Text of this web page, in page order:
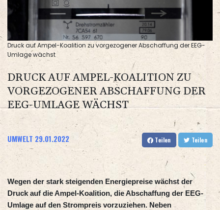
Druck auf Ampel-Koalition zu vorgezogener Abschaffung der EEG-
Umlage wächst
DRUCK AUF AMPEL-KOALITION ZU
VORGEZOGENER ABSCHAFFUNG DER
EEG-UMLAGE WÄCHST
UMWELT 29.01.2022 Teilen Teilen
Wegen der stark steigenden Energiepreise wächst der
Druck auf die Ampel-Koalition, die Abschaffung der EEG-
Umlage auf den Strompreis vorzuziehen. Neben